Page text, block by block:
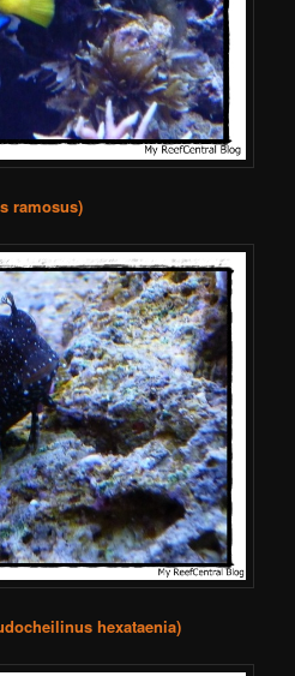
ramosus)
hexataenia)